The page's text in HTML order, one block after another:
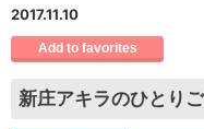
2017.11.10
Add to favorites
新庄アキラのひとり